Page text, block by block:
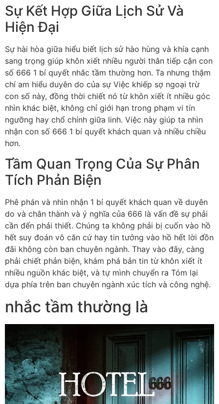
Sự Kết Hợp Giữa Lịch Sử Và
Hiện Đại
Sự hài hòa giữa hiểu biết lịch sử hào hùng và khía cạnh
sang trọng giúp khôn xiết nhiều người thân tiếp cận con
số 666 1 bí quyết nhắc tầm thường hơn. Ta nhưng thậm
chí am hiểu duyên do của sự Việc khiếp sợ ngoại trừ
con số này, đồng thời chiết nó từ khôn xiết ít nhiều góc
nhìn khác biệt, không chỉ giới hạn trong phạm vi tín
ngưỡng hay chổ chính giữa linh. Việc này giúp ta nhìn
nhận con số 666 1 bí quyết khách quan và nhiều chiều
hơn.
Tầm Quan Trọng Của Sự Phân
Tích Phản Biện
Phê phán và nhìn nhận 1 bí quyết khách quan về duyên
do và chân thành và ý nghĩa của 666 là vấn đề sự phải
cần đến phải thiết. Chúng ta không phải bị cuốn vào hồ
hết suy đoán vô căn cứ hay tin tưởng vào hồ hết lời đồn
đãi không còn ban chuyên ngành. Thay vào đây, càng
phải chiết phản biện, khám phá bản tin từ khôn xiết ít
nhiều nguồn khác biệt, và tự mình chuyển ra Tóm lại
dựa phía trên ban chuyên ngành xúc tích và công nghệ.
nhắc tầm thường là